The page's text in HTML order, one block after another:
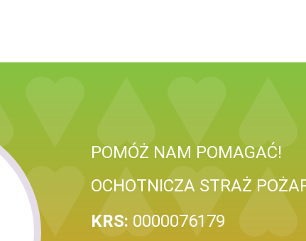
POMÓŻ NAM POMAGAĆ!
OCHOTNICZA STRAŻ
KRS: 0000076179